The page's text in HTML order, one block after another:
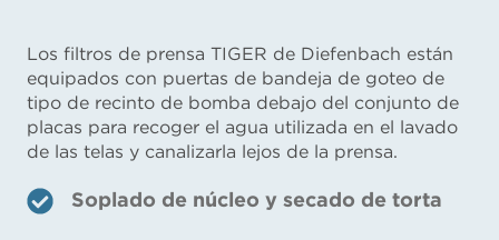
Los filtros de prensa TIGER de Diefenbach están
equipados con puertas de bandeja de goteo de
tipo de recinto de bomba debajo del conjunto de
placas para recoger el agua utilizada en el lavado
de las telas y canalizarla lejos de la prensa.
Soplado de núcleo y secado de torta